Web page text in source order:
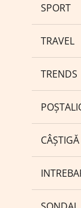
SPORT
TRAVEL
TRENDS
CÂȘTIGĂ